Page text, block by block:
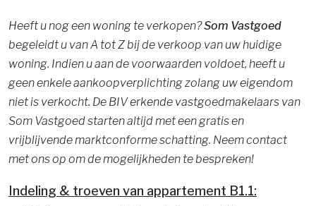
Heeft u nog een woning te verkopen?Som Vastgoed
begeleidt u van A tot Z bij de verkoop van uw huidige
woning. Indien u aan de voorwaarden voldoet, heeft u
geen enkele aankoopverplichting zolang uw eigendom
niet is verkocht. De BIV erkende vastgoedmakelaars van
Som Vastgoed starten altijd met een gratis en
vrijblijvende marktconforme schatting. Neem contact
met ons op om de mogelijkheden te bespreken!
Indeling & troeven van appartement B1.1: